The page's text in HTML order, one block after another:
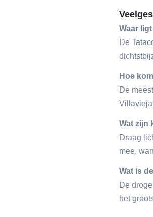
Waar
De
Hoe
De
Wat zijn
Draag
mee,
Wat is
De
het